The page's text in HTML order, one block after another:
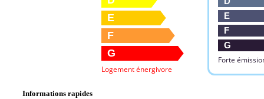
E
F
G
Logement énergivore
E
F
G
Forte
Informations rapides